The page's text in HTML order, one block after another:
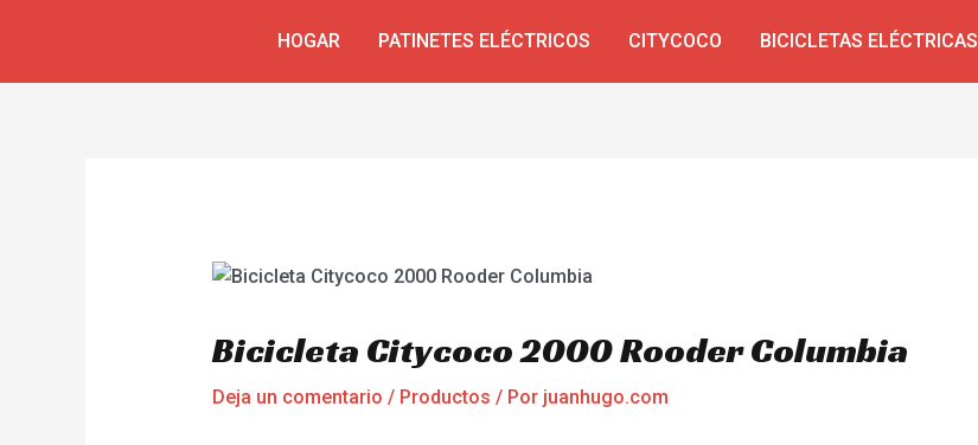
HOGAR PATINETES ELÉCTRICOS CITYCOCO BICICLETAS ELÉCTRICAS
Bicicleta Citycoco 2000 Rooder Columbia
Deja un comentario / Productos / Por juanhugo.com